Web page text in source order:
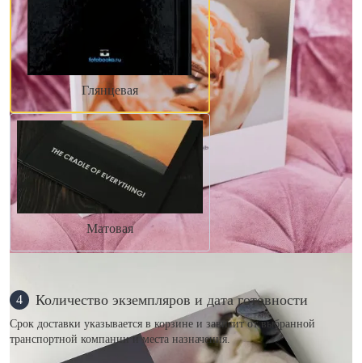
Глянцевая
Матовая
4 Количество экземпляров и дата готовности
Срок доставки указывается в корзине и зависит от выбранной
транспортной компании и места назначения.